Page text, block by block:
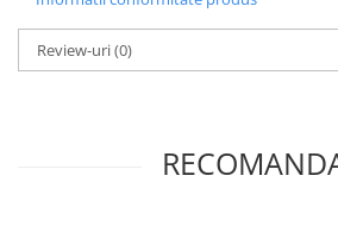
Lungime 3.5 m- Permite o acoperire
vehiculelor
Cuplaj olandez mama 3/8
Protecție antinindoire- Garantat
în medii cu utilizare intensă
Review-uri(0)